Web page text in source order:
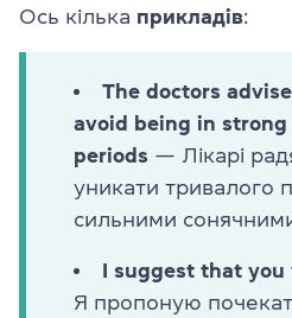
Ось кілька прикладів:
The doctors
avoid being in
periods — Лікарі
уникати тривалого
сильними
I suggest that
Я пропоную